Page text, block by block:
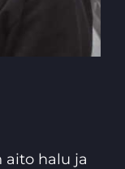
aito halu ja